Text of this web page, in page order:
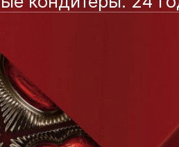
магазинов